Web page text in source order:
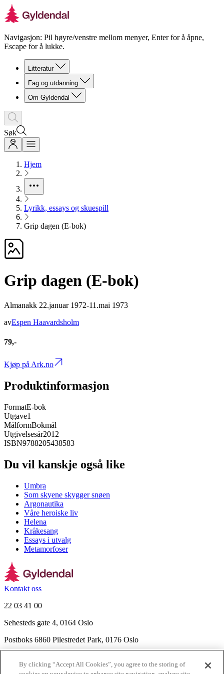
Navigasjon: Pil høyre/venstre mellom menyer, Enter for å åpne,
Escape for å lukke.
Litteratur
Fag og utdanning
Om Gyldendal
Søk
Hjem
Lyrikk, essays og skuespill
Grip dagen (E-bok)
Grip dagen (E-bok)
Almanakk 22.januar 1972-11.mai 1973
avEspen Haavardsholm
79,-
Kjøp på Ark.no
Produktinformasjon
FormatE-bok
Utgave1
MålformBokmål
Utgivelsesår2012
ISBN9788205438583
Du vil kanskje også like
Umbra
Som skyene skygger snøen
Argonautika
Våre heroiske liv
Helena
Kråkesang
Essays i utvalg
Metamorfoser
Kontakt oss
22 03 41 00
Sehesteds gate 4, 0164 Oslo
Postboks 6860 Pilestredet Park, 0176 Oslo
By clicking “Accept All Cookies”, you agree to the storing of